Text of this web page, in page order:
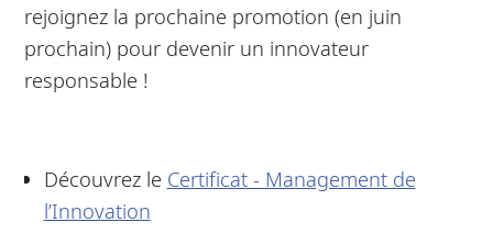
rejoignez la prochaine promotion (en juin
prochain) pour devenir un innovateur
responsable !
Découvrez le Certificat - Management de
l’Innovation